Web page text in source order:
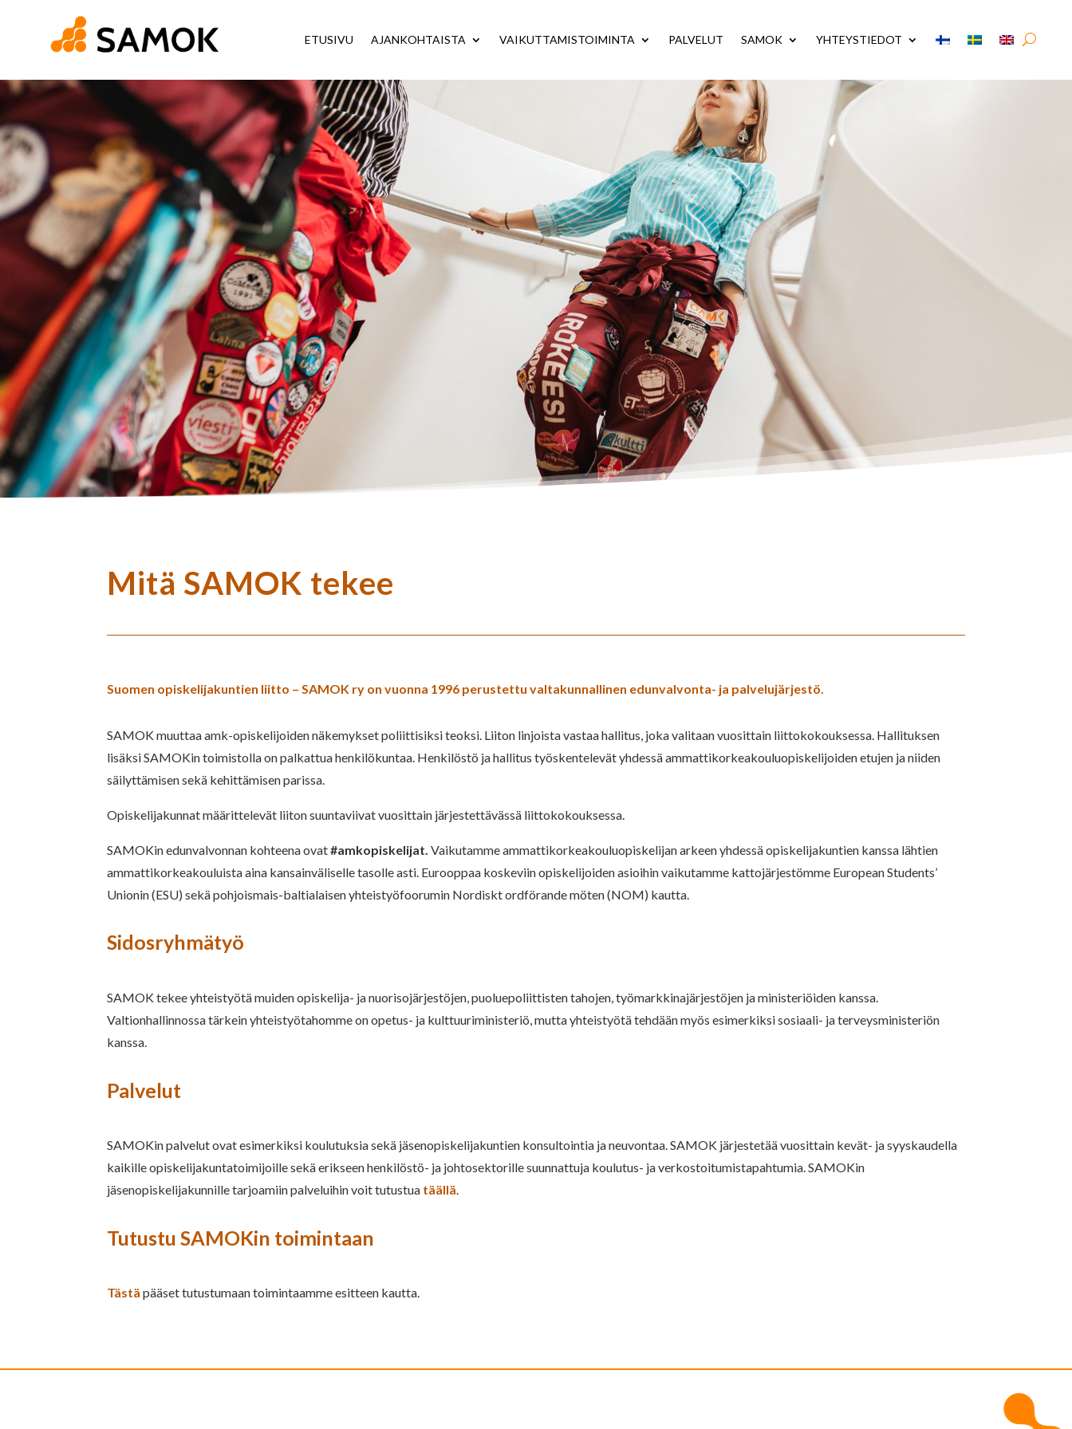
ETUSIVU AJANKOHTAISTA VAIKUTTAMISTOIMINTA PALVELUT SAMOK YHTEYSTIEDOT
Mitä SAMOK tekee
Suomen opiskelijakuntien liitto – SAMOK ry on vuonna 1996 perustettu valtakunnallinen edunvalvonta- ja palvelujärjestö.
SAMOK muuttaa amk-opiskelijoiden näkemykset poliittisiksi teoksi. Liiton linjoista vastaa hallitus, joka valitaan vuosittain liittokokouksessa. Hallituksen
lisäksi SAMOKin toimistolla on palkattua henkilökuntaa. Henkilöstö ja hallitus työskentelevät yhdessä ammattikorkeakouluopiskelijoiden etujen ja niiden
säilyttämisen sekä kehittämisen parissa.
Opiskelijakunnat määrittelevät liiton suuntaviivat vuosittain järjestettävässä liittokokouksessa.
SAMOKin edunvalvonnan kohteena ovat#amkopiskelijat. Vaikutamme ammattikorkeakouluopiskelijan arkeen yhdessä opiskelijakuntien kanssa lähtien
ammattikorkeakouluista aina kansainväliselle tasolle asti. Eurooppaa koskeviin opiskelijoiden asioihin vaikutamme kattojärjestömme European Students’
Unionin (ESU) sekä pohjoismais-baltialaisen yhteistyöfoorumin Nordiskt ordförande möten (NOM) kautta.
Sidosryhmätyö
SAMOK tekee yhteistyötä muiden opiskelija- ja nuorisojärjestöjen, puoluepoliittisten tahojen, työmarkkinajärjestöjen ja ministeriöiden kanssa.
Valtionhallinnossa tärkein yhteistyötahomme on opetus- ja kulttuuriministeriö, mutta yhteistyötä tehdään myös esimerkiksi sosiaali- ja terveysministeriön
kanssa.
Palvelut
SAMOKin palvelut ovat esimerkiksi koulutuksia sekä jäsenopiskelijakuntien konsultointia ja neuvontaa. SAMOK järjestetää vuosittain kevät- ja syyskaudella
kaikille opiskelijakuntatoimijoille sekä erikseen henkilöstö- ja johtosektorille suunnattuja koulutus- ja verkostoitumistapahtumia. SAMOKin
jäsenopiskelijakunnille tarjoamiin palveluihin voit tutustua täällä.
Tutustu SAMOKin toimintaan
Tästä pääset tutustumaan toimintaamme esitteen kautta.